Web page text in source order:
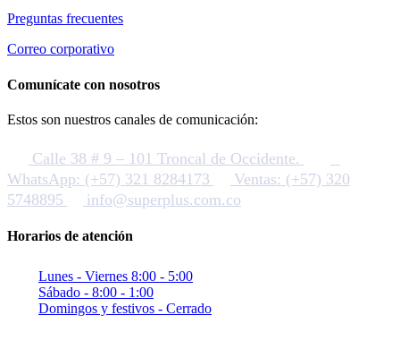
Preguntas frecuentes
Correo corporativo
Comunícate con nosotros
Estos son nuestros canales de comunicación:
Calle 38 # 9 – 101 Troncal de Occidente.
WhatsApp: (+57) 321 8284173
Ventas: (+57) 320
5748895
info@superplus.com.co
Horarios de atención
Lunes - Viernes 8:00 - 5:00
Sábado - 8:00 - 1:00
Domingos y festivos - Cerrado